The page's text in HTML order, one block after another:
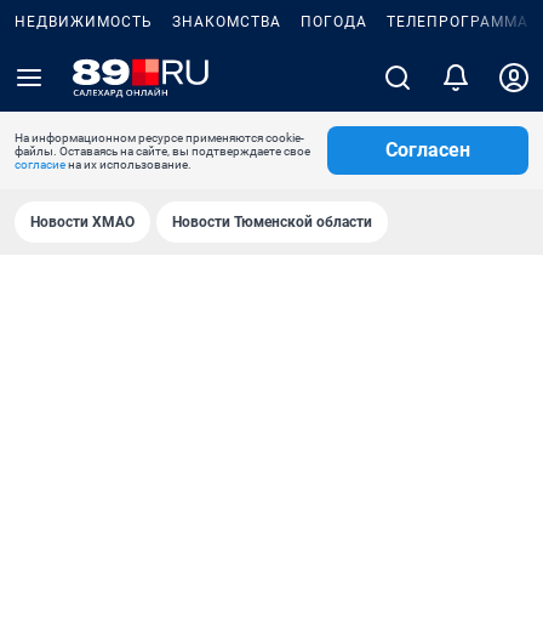
НЕДВИЖИМОСТЬ ЗНАКОМСТВА ПОГОДА ТЕЛЕПРОГРАММА
На информационном ресурсе применяются cookie-
файлы. Оставаясь на сайте, вы подтверждаете свое
согласиена их использование.
Согласен
Новости ХМАО Новости Тюменской области